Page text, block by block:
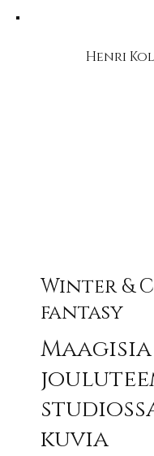
Henri
Winter &
fantasy
kuvia